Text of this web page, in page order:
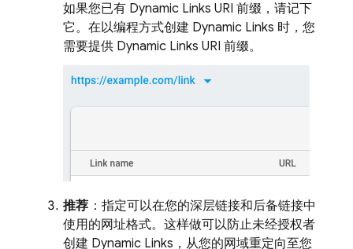
如果您已有 Dynamic Links URI 前缀，请记下
它。在以编程方式创建 Dynamic Links 时，您
需要提供 Dynamic Links URI 前缀。
推荐 ：指定可以在您的深层链接和后备链接中
使用的网址格式。这样做可以防止未经授权者
创建 Dynamic Links ，从您的网域重定向至您